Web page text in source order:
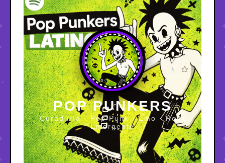
POP PUNKERS
Curaduría · Pop Punk · Emo · Rock
Emergente